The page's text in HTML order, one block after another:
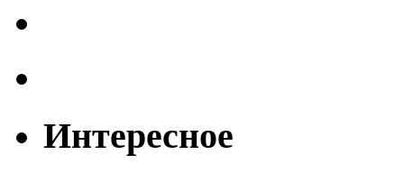
Интересное